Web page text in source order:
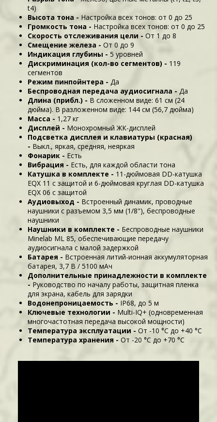
t4)
Высота тона - Настройка всех тонов: от 0 до 25
Громкость тона - Настройка всех тонов: от 0 до 25
Скорость отслеживания цели - От 1 до 8
Смещение железа - От 0 до 9
Индикация глубины - 5 уровней
Дискриминация (кол-во сегментов) - 119
сегментов
Режим пинпойнтера - Да
Беспроводная передача аудиосигнала - Да
Длина (прибл.) - В сложенном виде: 61 см (24
дюйма). В разложенном виде: 144 см (56,7 дюйма)
Масса - 1,27 кг
Дисплей - Монохромный ЖК-дисплей
Подсветка дисплея и клавиатуры (красная)
- Выкл., яркая, средняя, неяркая
Фонарик - Есть
Вибрация - Есть, для каждой области тона
Катушка в комплекте - 11-дюймовая DD-катушка
EQX 11 с защитой и 6-дюймовая круглая DD-катушка
EQX 06 с защитой
Аудиовыход - Встроенный динамик, проводные
наушники с разъемом 3,5 мм (1/8"), беспроводные
наушники
Наушники в комплекте - Беспроводные наушники
Minelab ML 85, обеспечивающие передачу
аудиосигнала с малой задержкой
Батарея - Встроенная литий-ионная аккумуляторная
батарея, 3,7 В / 5100 мАч
Дополнительные принадлежности в комплекте
- Руководство по началу работы, защитная пленка
для экрана, кабель для зарядки
Водонепроницаемость - IP68, до 5 м
Ключевые технологии - Multi-IQ+ (одновременная
многочастотная передача высокой мощности)
Температура эксплуатации - От -10 °C до +40 °C
Температура хранения - От -20 °C до +70 °C